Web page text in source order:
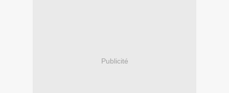
Publicité